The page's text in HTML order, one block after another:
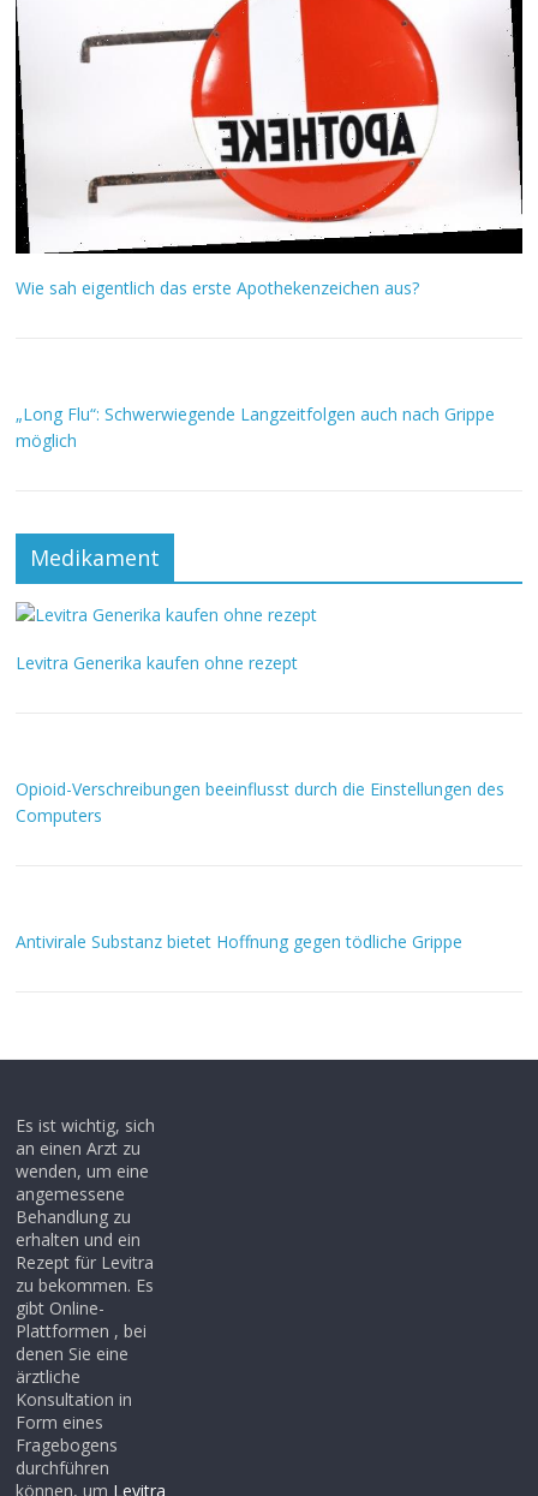
Wie sah eigentlich das erste Apothekenzeichen aus?
„Long Flu“: Schwerwiegende Langzeitfolgen auch nach Grippe
möglich
Medikament
Levitra Generika kaufen ohne rezept
Opioid-Verschreibungen beeinflusst durch die Einstellungen des
Computers
Antivirale Substanz bietet Hoffnung gegen tödliche Grippe
Es ist wichtig, sich
an einen Arzt zu
wenden, um eine
angemessene
Behandlung zu
erhalten und ein
Rezept für Levitra
zu bekommen. Es
gibt Online-
Plattformen , bei
denen Sie eine
ärztliche
Konsultation in
Form eines
Fragebogens
durchführen
können, um Levitra